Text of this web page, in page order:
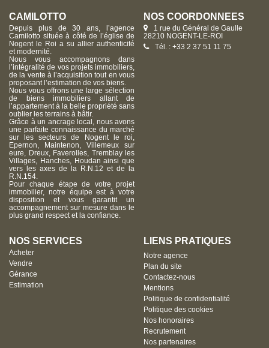
CAMILOTTO
Depuis plus de 30 ans, l’agence
Camilotto située à côté de l’église de
Nogent le Roi a su allier authenticité
et modernité.
Nous vous accompagnons dans
l’intégralité de vos projets immobiliers,
de la vente à l’acquisition tout en vous
proposant l’estimation de vos biens.
Nous vous offrons une large sélection
de biens immobiliers allant de
l’appartement à la belle propriété sans
oublier les terrains à bâtir.
Grâce à un ancrage local, nous avons
une parfaite connaissance du marché
sur les secteurs de Nogent le roi,
Epernon, Maintenon, Villemeux sur
eure, Dreux, Faverolles, Tremblay les
Villages, Hanches, Houdan ainsi que
vers les axes de la R.N.12 et de la
R.N.154.
Pour chaque étape de votre projet
immobilier, notre équipe est à votre
disposition et vous garantit un
accompagnement sur mesure dans le
plus grand respect et la confiance.
NOS COORDONNÉES
1 rue du Général de Gaulle
28210 NOGENT-LE-ROI
Tél. : +33 2 37 51 11 75
NOS SERVICES
Acheter
Vendre
Gérance
Estimation
LIENS PRATIQUES
Notre agence
Plan du site
Contactez-nous
Mentions
Politique de confidentialité
Politique des cookies
Nos honoraires
Recrutement
Nos partenaires